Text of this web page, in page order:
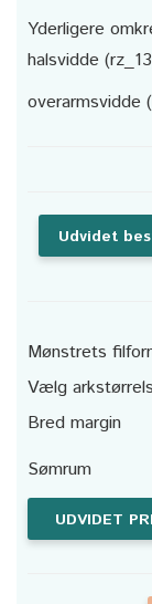
Yderligere
halsvidde
overarmsvidde
Udvidet
Mønstrets
Vælg
Bred margin
Sømrum
UDVIDET